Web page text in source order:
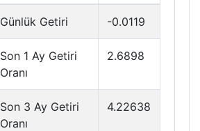
Günlük Getiri -0.0119
Son 1 Ay Getiri
Oranı
2.6898
Son 3 Ay Getiri
Oranı
4.22638